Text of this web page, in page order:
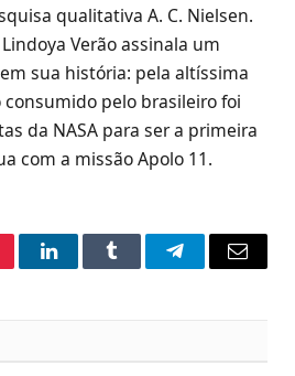
qualitativa A. C. Nielsen.
Verão assinala um
sua história: pela altíssima
pelo brasileiro foi
da NASA para ser a primeira
com a missão Apolo 11.
LinkedInTumblr TelegramEmail